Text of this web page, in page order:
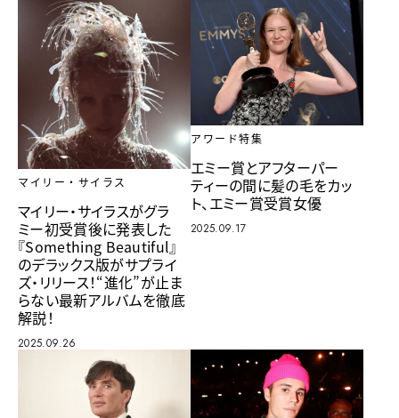
マイリー・サイラス
マイリー・サイラスがグラ
ミー初受賞後に発表した
『Something Beautiful』
のデラックス版がサプライ
ズ・リリース！“進化”が止ま
らない最新アルバムを徹底
解説！
2025.09.26
アワード特集
エミー賞とアフターパー
ティーの間に髪の毛をカッ
ト、エミー賞受賞女優
2025.09.17